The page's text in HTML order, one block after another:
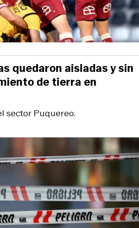
sector Puquereo.
quedaron aisladas y sin
de tierra en